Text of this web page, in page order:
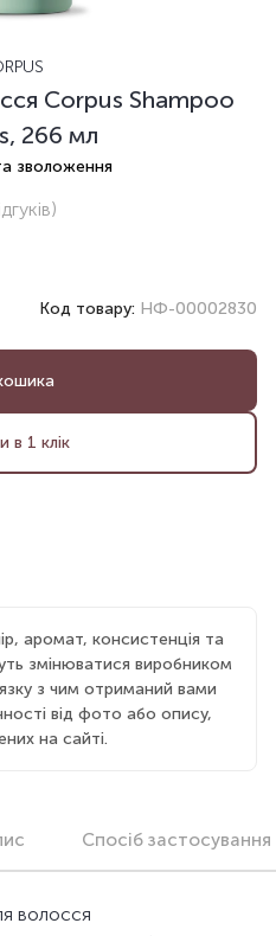
Corpus Shampoo
266 мл
зволоження
)
Код товару: НФ-00002830
в 1 клік
аромат, консистенція та
змінюватися виробником
з чим отриманий вами
від фото або опису,
на сайті.
Спосіб застосування
волосся